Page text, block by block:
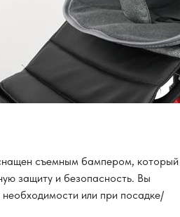
съемным бампером, который
защиту и безопасность. Вы
или при посадке/